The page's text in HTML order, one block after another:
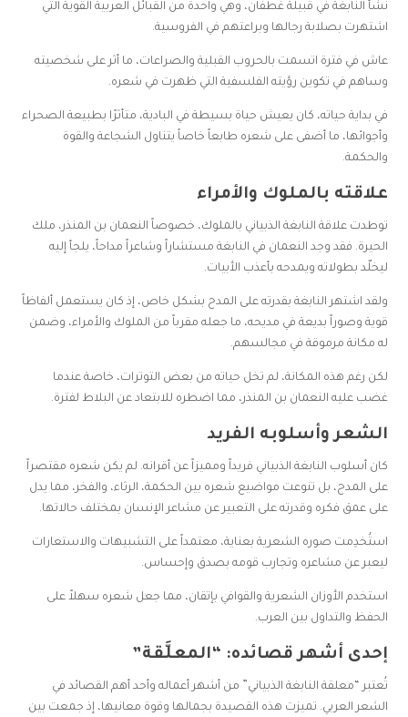
نشأ النابغة في قبيلة غطفان، وهي واحدة من القبائل العربية القوية التي
اشتهرت بصلابة رجالها وبراعتهم في الفروسية.
عاش في فترة اتسمت بالحروب القبلية والصراعات، ما أثر على شخصيته
وساهم في تكوين رؤيته الفلسفية التي ظهرت في شعره.
في بداية حياته، كان يعيش حياة بسيطة في البادية، متأثرًا بطبيعة الصحراء
وأجوائها، ما أضفى على شعره طابعاً خاصاً يتناول الشجاعة والقوة
والحكمة.
علاقته بالملوك والأمراء
توطدت علاقة النابغة الذبياني بالملوك، خصوصاً النعمان بن المنذر، ملك
الحيرة. فقد وجد النعمان في النابغة مستشاراً وشاعراً مداحاً، يلجأ إليه
ليخلّد بطولاته ويمدحه بأعذب الأبيات.
ولقد اشتهر النابغة بقدرته على المدح بشكل خاص، إذ كان يستعمل ألفاظاً
قوية وصوراً بديعة في مديحه، ما جعله مقرباً من الملوك والأمراء، وضمن
له مكانة مرموقة في مجالسهم.
لكن رغم هذه المكانة، لم تخل حياته من بعض التوترات، خاصة عندما
غضب عليه النعمان بن المنذر، مما اضطره للابتعاد عن البلاط لفترة.
الشعر وأسلوبه الفريد
كان أسلوب النابغة الذبياني فريداً ومميزاً عن أقرانه. لم يكن شعره مقتصراً
على المدح، بل تنوعت مواضيع شعره بين الحكمة، الرثاء، والفخر، مما يدل
على عمق فكره وقدرته على التعبير عن مشاعر الإنسان بمختلف حالاتها.
استُخدِمت صوره الشعرية بعناية، معتمداً على التشبيهات والاستعارات
ليعبر عن مشاعره وتجارب قومه بصدق وإحساس.
استخدم الأوزان الشعرية والقوافي بإتقان، مما جعل شعره سهلاً على
الحفظ والتداول بين العرب.
إحدى أشهر قصائده: “المعلَّقة”
تُعتبر “معلقة النابغة الذبياني” من أشهر أعماله وأحد أهم القصائد في
الشعر العربي. تميزت هذه القصيدة بجمالها وقوة معانيها، إذ جمعت بين